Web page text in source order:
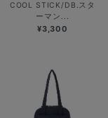
COOL STICK/DB.スタ
ーマン...
¥3,300